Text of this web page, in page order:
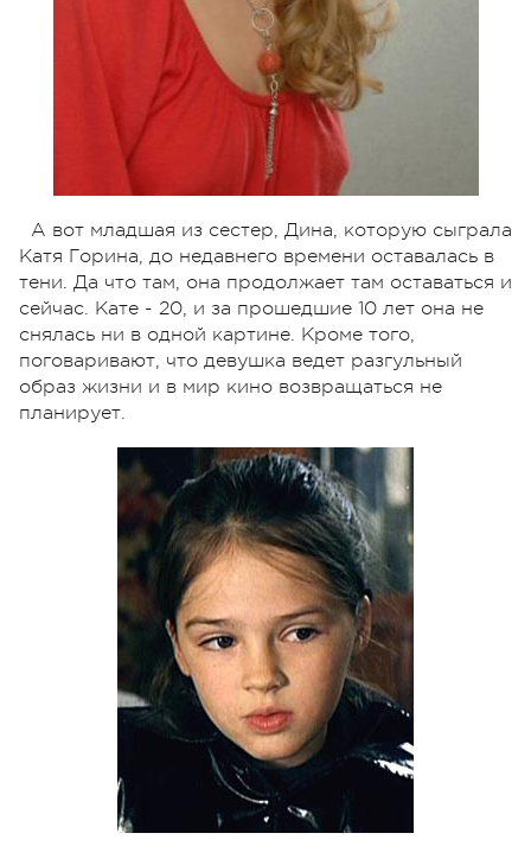
А вот младшая из сестер, Дина, которую сыграла
Катя Горина, до недавнего времени оставалась в
тени. Да что там, она продолжает там оставаться и
сейчас. Кате - 20, и за прошедшие 10 лет она не
снялась ни в одной картине. Кроме того,
поговаривают, что девушка ведет разгульный
образ жизни и в мир кино возвращаться не
планирует.